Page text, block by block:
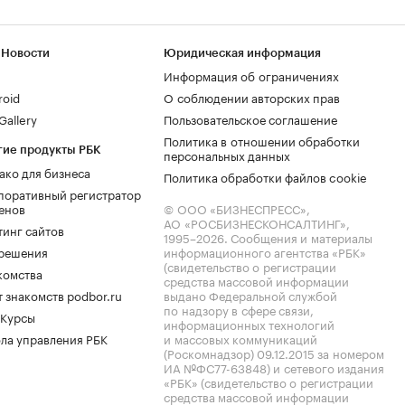
продукты РБК
для бизнеса
регистратор
сайтов
знакомств podbor.ru
управления РБК
Юридическая информация
Информация об ограничениях
О соблюдении авторских прав
Пользовательское соглашение
Политика в отношении обработки
персональных данных
Политика обработки файлов cookie
© ООО «БИЗНЕСПРЕСС»,
АО «РОСБИЗНЕСКОНСАЛТИНГ»,
1995–2026. Сообщения и материалы
информационного агентства «РБК»
(свидетельство о регистрации
средства массовой информации
выдано Федеральной службой
по надзору в сфере связи,
информационных технологий
и массовых коммуникаций
(Роскомнадзор) 09.12.2015 за номером
ИА №ФС77-63848) и сетевого издания
«РБК» (свидетельство о регистрации
средства массовой информации